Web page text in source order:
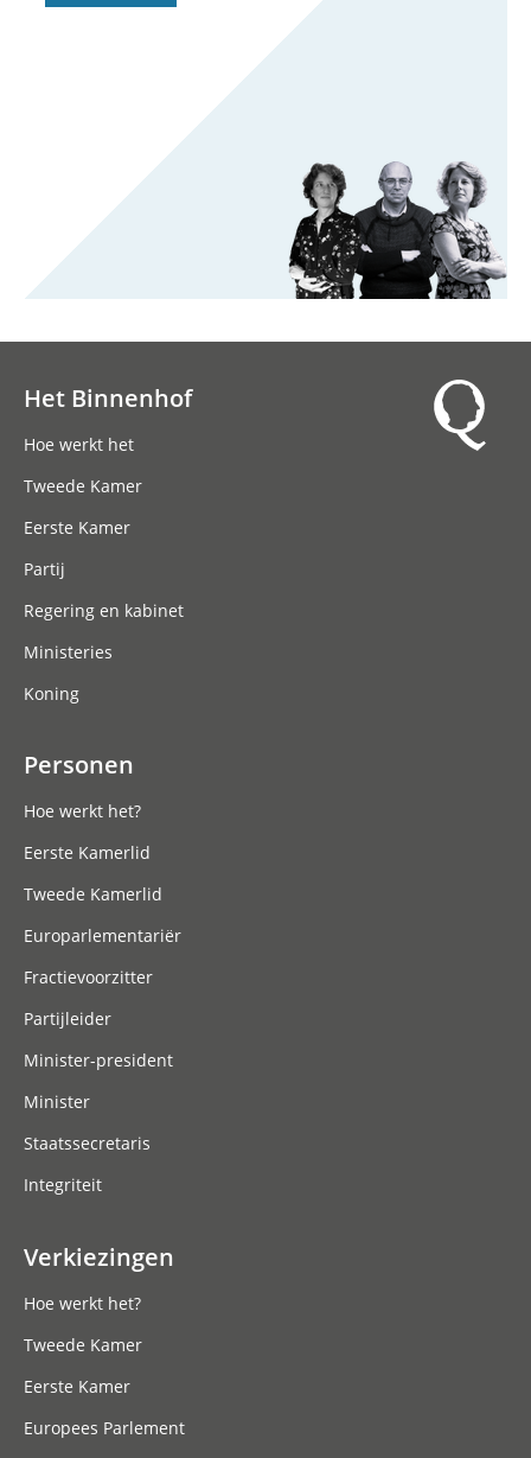
Het Binnenhof
Hoe werkt het
Tweede Kamer
Eerste Kamer
Partij
Regering en kabinet
Ministeries
Koning
Personen
Hoe werkt het?
Eerste Kamerlid
Tweede Kamerlid
Europarlementariër
Fractievoorzitter
Partijleider
Minister-president
Minister
Staatssecretaris
Integriteit
Verkiezingen
Hoe werkt het?
Tweede Kamer
Eerste Kamer
Europees Parlement